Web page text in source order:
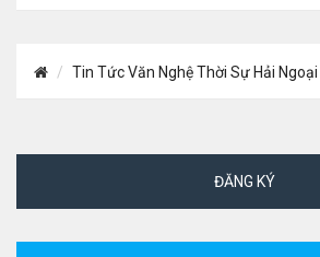
Tin Tức Văn Nghệ Thời Sự Hải Ngoại
ĐĂNG KÝ